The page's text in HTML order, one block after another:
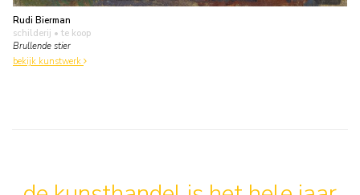
Rudi Bierman
schilderij • te koop
Brullende stier
bekijk kunstwerk